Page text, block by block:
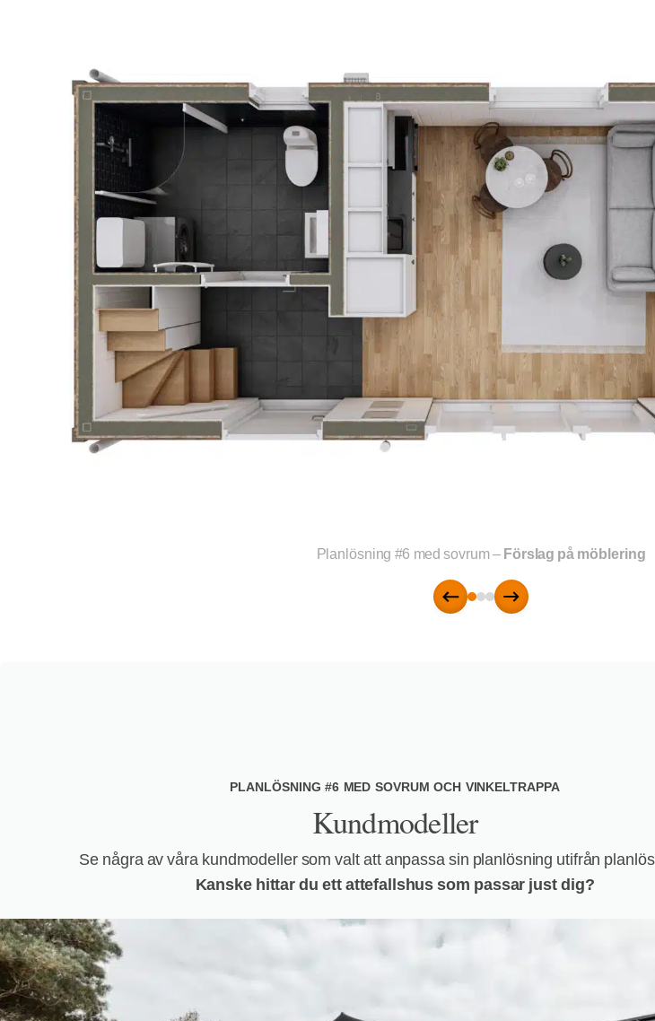
Planlösning #6 med sovrum – Förslag på möblering
Föregående
Nästa
PLANLÖSNING #6 MED SOVRUM OCH VINKELTRAPPA
Kundmodeller
Se några av våra kundmodeller som valt att anpassa sin planlösning utifrån
Kanske hittar du ett attefallshus som passar just dig?